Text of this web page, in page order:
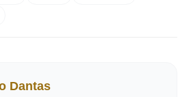
Dantas